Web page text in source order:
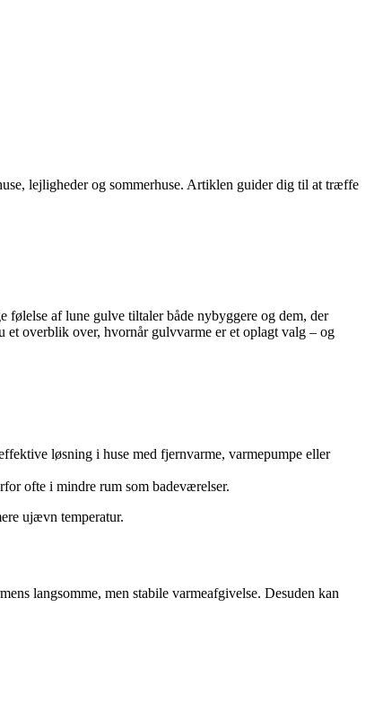
lejligheder og sommerhuse. Artiklen guider dig til at træffe
af lune gulve tiltaler både nybyggere og dem, der
overblik over, hvornår gulvvarme er et oplagt valg – og
løsning i huse med fjernvarme, varmepumpe eller
ofte i mindre rum som badeværelser.
ujævn temperatur.
langsomme, men stabile varmeafgivelse. Desuden kan